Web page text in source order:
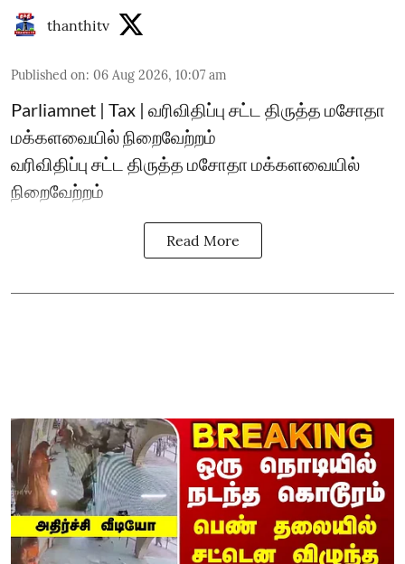
thanthitv
Published on: 06 Aug 2026, 10:07 am
Parliamnet | Tax | வரிவிதிப்பு சட்ட திருத்த மசோதா
மக்களவையில் நிறைவேற்றம்
வரிவிதிப்பு சட்ட திருத்த மசோதா மக்களவையில்
நிறைவேற்றம்
Read More